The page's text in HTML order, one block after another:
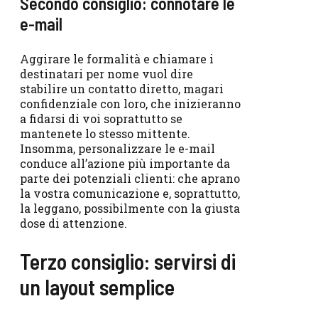
e-mail
Aggirare le formalità e chiamare i
destinatari per nome vuol dire
stabilire un contatto diretto, magari
confidenziale con loro, che inizieranno
a fidarsi di voi soprattutto se
mantenete lo stesso mittente.
Insomma, personalizzare le e-mail
conduce all’azione più importante da
parte dei potenziali clienti: che aprano
la vostra comunicazione e, soprattutto,
la leggano, possibilmente con la giusta
dose di attenzione.
Terzo consiglio: servirsi di
un layout semplice